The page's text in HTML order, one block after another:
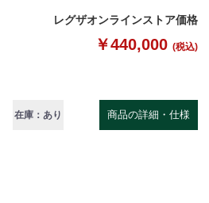
レグザオンラインストア価格
￥440,000 (税込)
在庫：あり 商品の詳細・仕様